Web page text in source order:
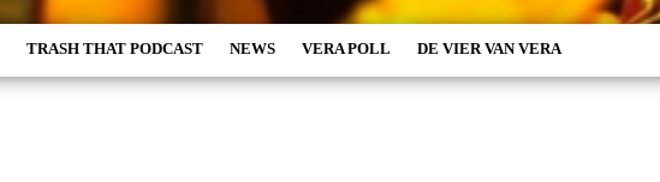
TRASH THAT PODCAST NEWS VERA POLL DE VIER VAN VERA